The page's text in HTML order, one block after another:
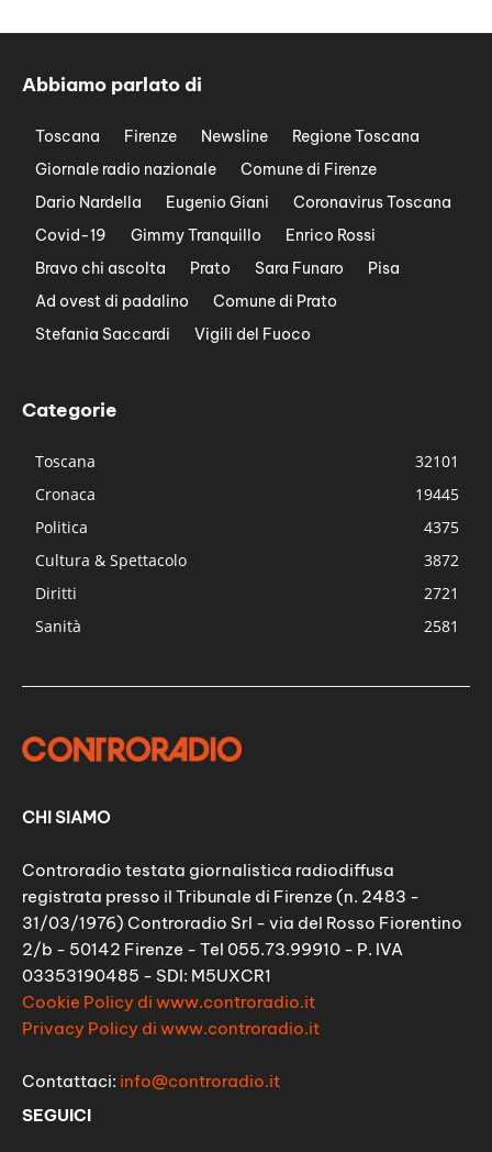
Abbiamo parlato di
Toscana Firenze Newsline
Regione Toscana
Giornale radio nazionale
Comune di Firenze
Dario Nardella
Eugenio Giani
Coronavirus Toscana
Covid-19
Gimmy Tranquillo
Enrico Rossi
Bravo chi ascolta
Prato Sara Funaro
Pisa
Ad ovest di padalino
Comune di Prato
Stefania Saccardi
Vigili del Fuoco
Categorie
Toscana
32101
Cronaca
19445
Politica
4375
Cultura & Spettacolo
3872
Diritti
2721
Sanità
2581
CHI SIAMO
Controradio testata giornalistica radiodiffusa
registrata presso il Tribunale di Firenze (n. 2483 -
31/03/1976) Controradio Srl - via del Rosso Fiorentino
2/b - 50142 Firenze - Tel 055.73.99910 - P. IVA
03353190485 - SDI: M5UXCR1
Cookie Policy di www.controradio.it
Privacy Policy di www.controradio.it
Contattaci: info@controradio.it
SEGUICI